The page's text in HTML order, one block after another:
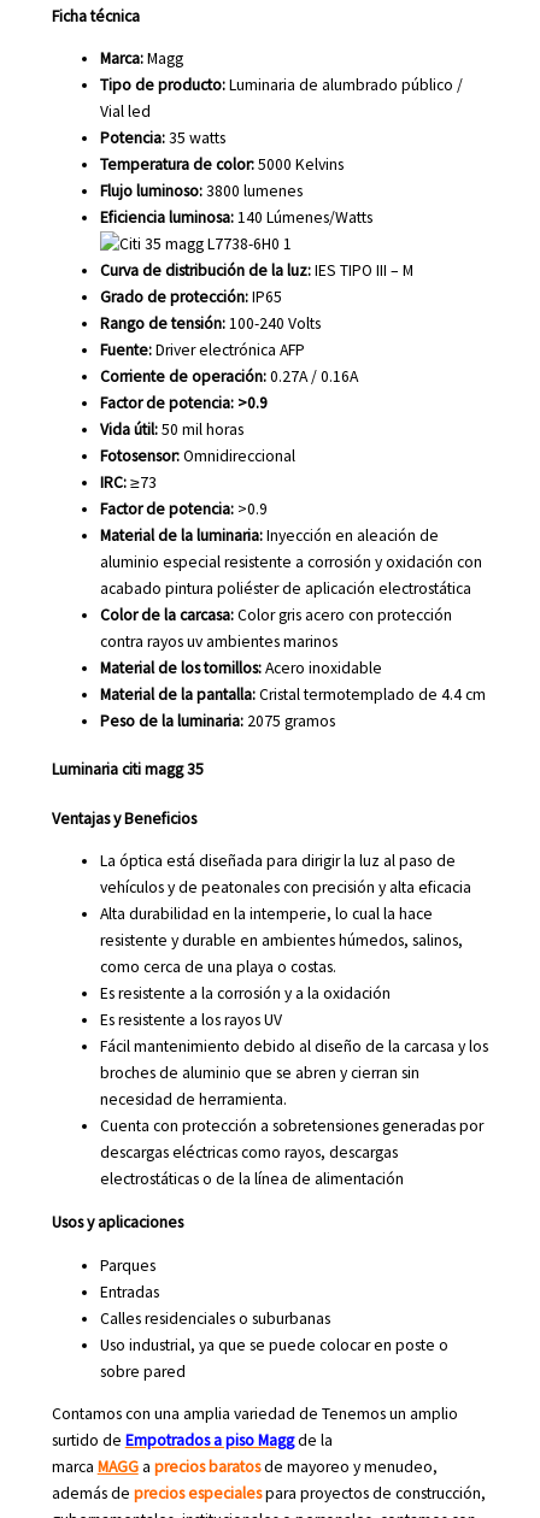
Ficha técnica
Marca:Magg
Tipo de producto:Luminaria de alumbrado público /
Vial led
Potencia:35 watts
Temperatura de color:5000 Kelvins
Flujo luminoso:3800 lumenes
Eficiencia luminosa:140 Lúmenes/Watts
Curva de distribución de la luz:IES TIPO III – M
Grado de protección:IP65
Rango de tensión:100-240 Volts
Fuente:Driver electrónica AFP
Corriente de operación:0.27A / 0.16A
Factor de potencia: >0.9
Vida útil:50 mil horas
Fotosensor:Omnidireccional
IRC:≥73
Factor de potencia:>0.9
Material de la luminaria:Inyección en aleación de
aluminio especial resistente a corrosión y oxidación con
acabado pintura poliéster de aplicación electrostática
Color de la carcasa:Color gris acero con protección
contra rayos uv ambientes marinos
Material de los tornillos:Acero inoxidable
Material de la pantalla:Cristal termotemplado de 4.4 cm
Peso de la luminaria: 2075 gramos
Luminaria citi magg 35
Ventajas y Beneficios
La óptica está diseñada para dirigir la luz al paso de
vehículos y de peatonales con precisión y alta eficacia
Alta durabilidad en la intemperie, lo cual la hace
resistente y durable en ambientes húmedos, salinos,
como cerca de una playa o costas.
Es resistente a la corrosión y a la oxidación
Es resistente a los rayos UV
Fácil mantenimiento debido al diseño de la carcasa y los
broches de aluminio que se abren y cierran sin
necesidad de herramienta.
Cuenta con protección a sobretensiones generadas por
descargas eléctricas como rayos, descargas
electrostáticas o de la línea de alimentación
Usos y aplicaciones
Parques
Entradas
Calles residenciales o suburbanas
Uso industrial, ya que se puede colocar en poste o
sobre pared
Contamos con una amplia variedad de Tenemos un amplio
surtido de Empotrados a piso Maggde la
marca MAGGa precios baratosde mayoreo y menudeo,
además de precios especialespara proyectos de construcción,